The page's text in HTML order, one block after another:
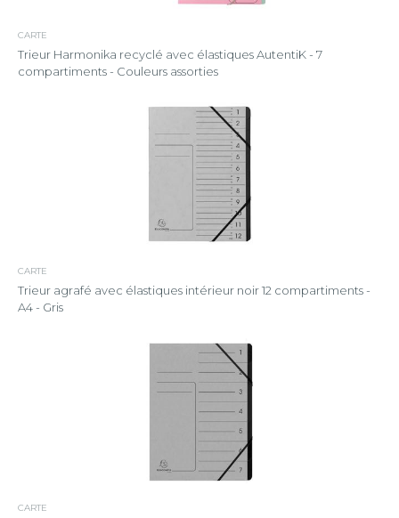
CARTE
Trieur Harmonika recyclé avec élastiques AutentiK - 7
compartiments - Couleurs assorties
CARTE
Trieur agrafé avec élastiques intérieur noir 12 compartiments -
A4 - Gris
CARTE